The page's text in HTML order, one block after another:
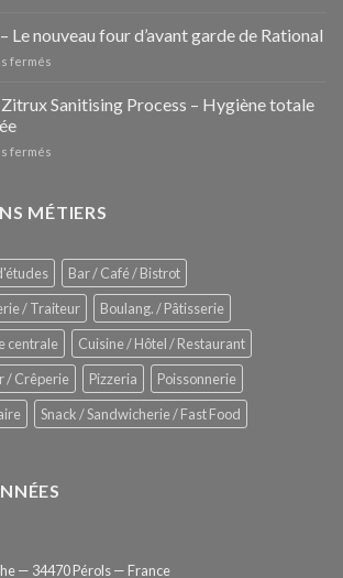
Pozzettis:
la
des
Le nouveau four d’avant garde de Rational
fermés
–
Le
de
Sanitising Process – Hygiène totale
fermés
Zitrux
–
Hygiène
totale
automatisée
MÉTIERS
Bar / Café / Bistrot
/ Traiteur
Boulang. / Pâtisserie
centrale
Cuisine / Hôtel / Restaurant
/ Crêperie Pizzeria
Poissonnerie
Snack / Sandwicherie / Fast Food
— 34470 Pérols — France